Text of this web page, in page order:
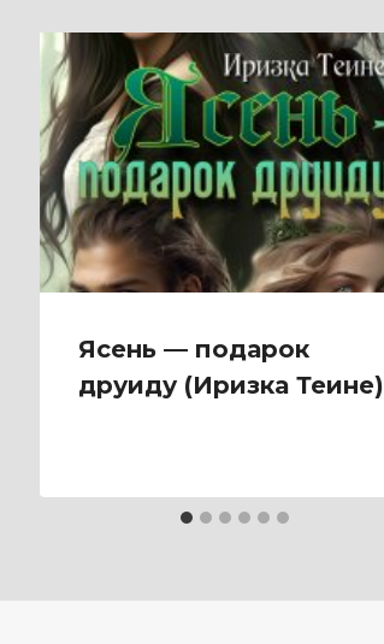
Ясень — подарок
друиду (Иризка Теине)